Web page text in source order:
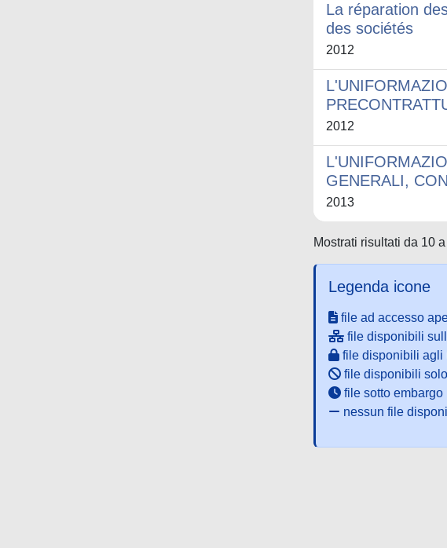
La réparation
des sociétés
2012
2012
GENERALI,
2013
Mostrati risultati da 10
Legenda icone
file ad accesso
file disponibili
file disponibili agli
file disponibili
file sotto embargo
nessun file